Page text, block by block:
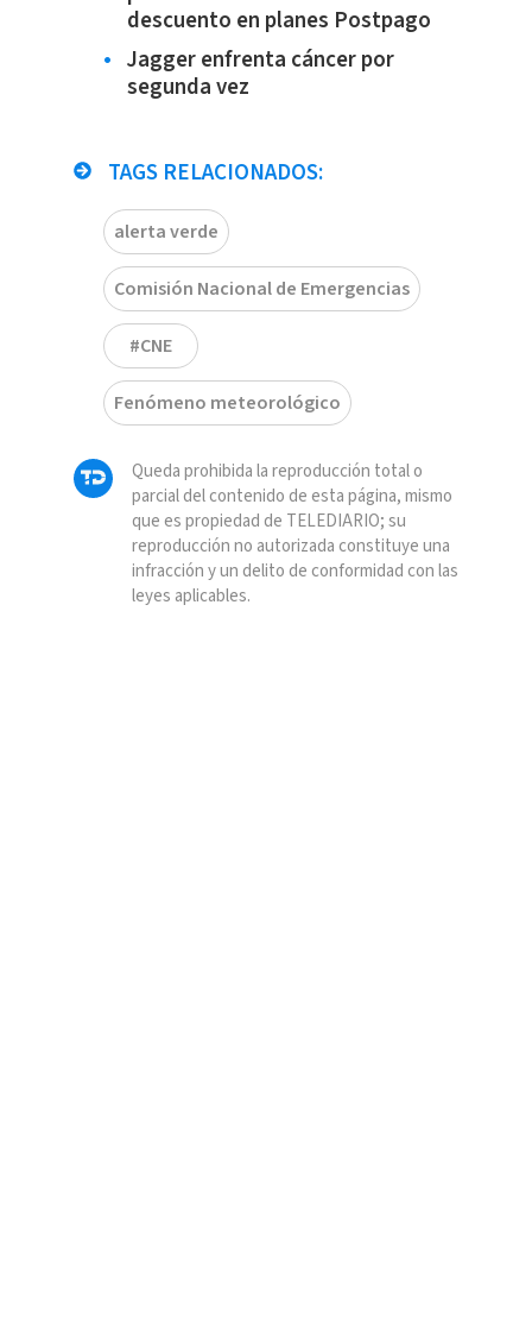
descuento en planes Postpago
Jagger enfrenta cáncer por
segunda vez
TAGS RELACIONADOS:
alerta verde
Comisión Nacional de Emergencias
#CNE
Fenómeno meteorológico
Queda prohibida la reproducción total o
parcial del contenido de esta página, mismo
que es propiedad de TELEDIARIO; su
reproducción no autorizada constituye una
infracción y un delito de conformidad con las
leyes aplicables.